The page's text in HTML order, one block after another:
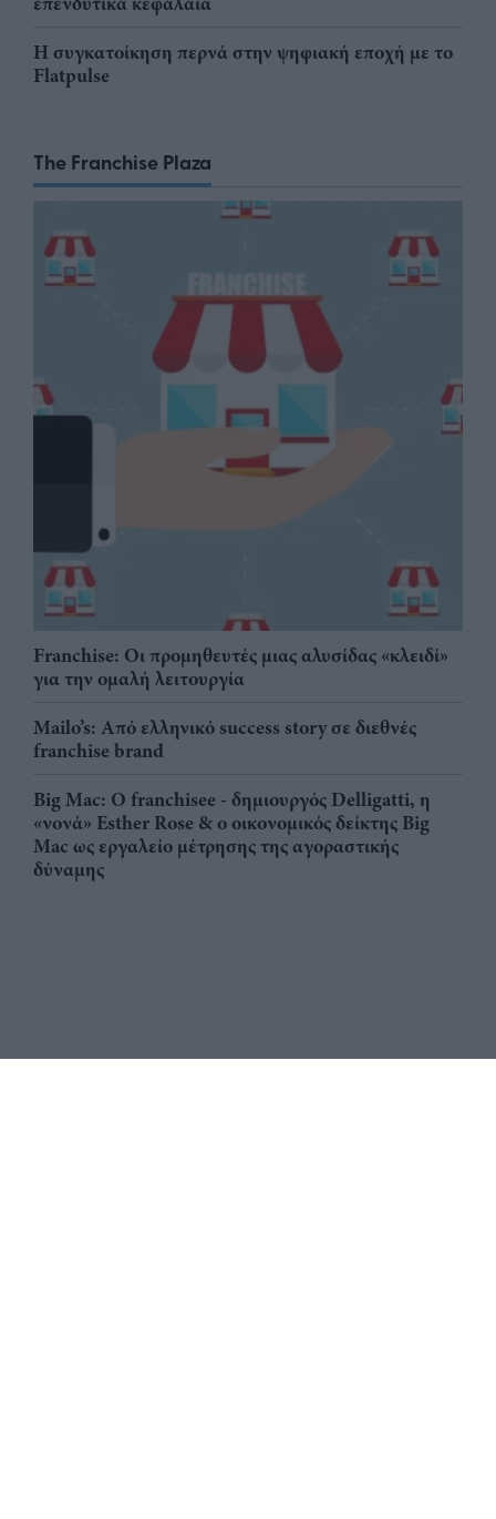
Η συγκατοίκηση περνά στην ψηφιακή εποχή με το
Flatpulse
The Franchise Plaza
Franchise: Οι προμηθευτές μιας αλυσίδας «κλειδί»
για την ομαλή λειτουργία
Mailo’s: Από ελληνικό success story σε διεθνές
franchise brand
Big Mac: Ο franchisee - δημιουργός Delligatti, η
«νονά» Esther Rose & ο οικονομικός δείκτης Big
Mac ως εργαλείο μέτρησης της αγοραστικής
δύναμης